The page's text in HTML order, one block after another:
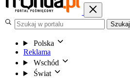
Szukaj
Polska
Reklama
Wschód
Świat